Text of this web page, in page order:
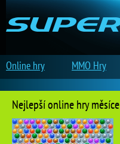
Nejlepší online hry měsíce
Online hry MMO Hry